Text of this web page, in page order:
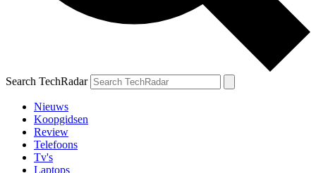
Search TechRadar
Nieuws
Koopgidsen
Review
Telefoons
Tv's
Laptops